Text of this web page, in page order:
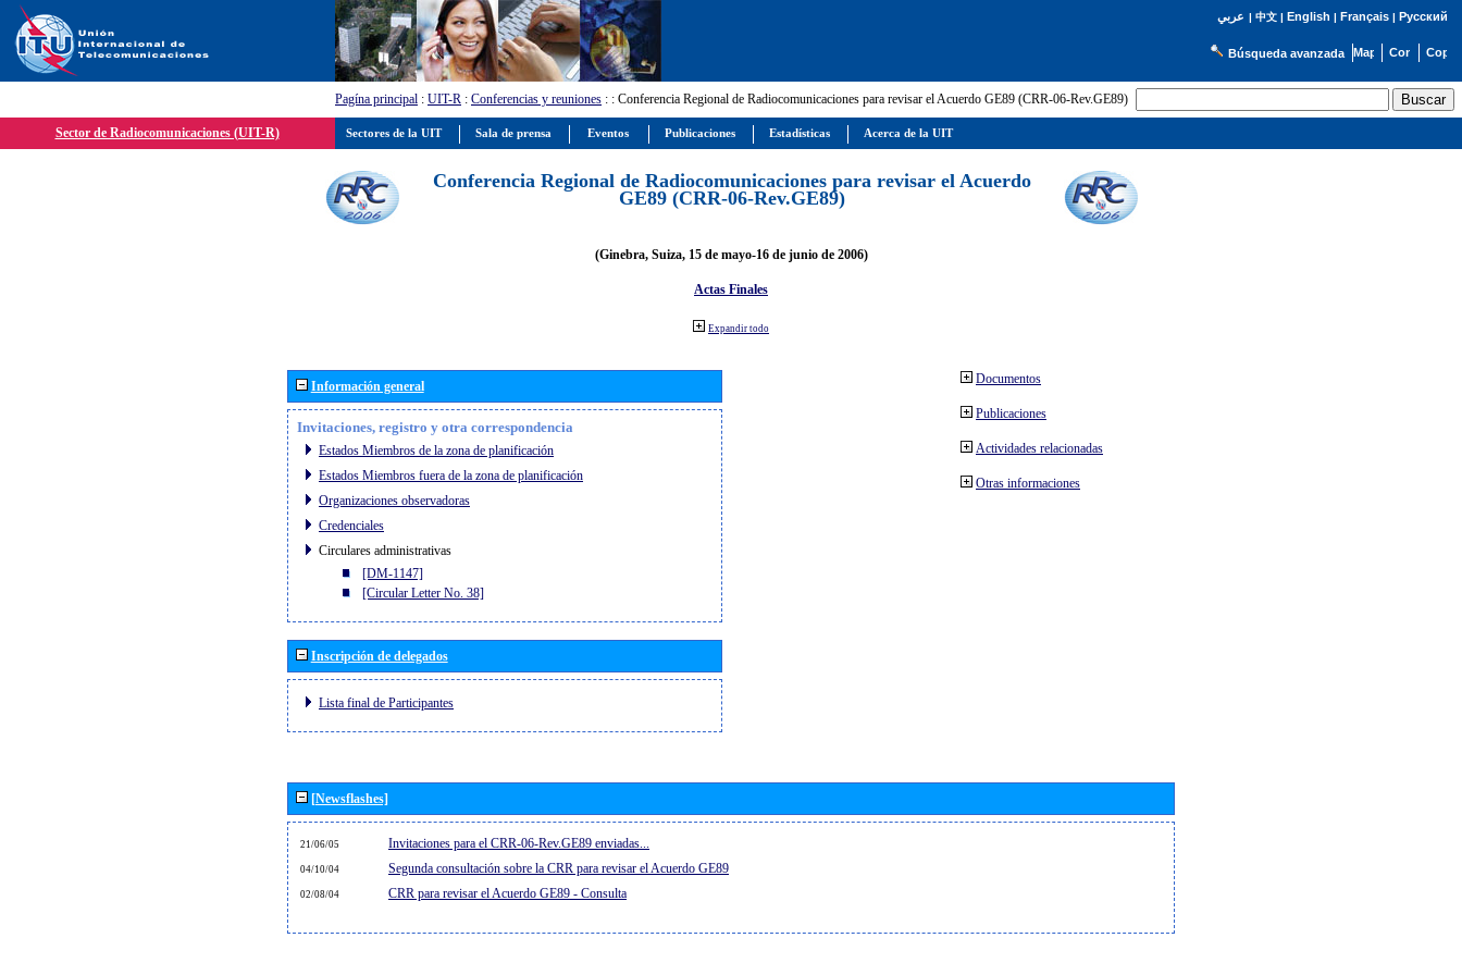
عربي | 中文| English | Français| Русский
Búsqueda avanzada
Pagína principal : UIT-R : Conferencias y reuniones : : Conferencia Regional de Radiocomunicaciones para revisar el Acuerdo GE89 (CRR-06-Rev.GE89)
Sector de Radiocomunicaciones (UIT-R)
Conferencia Regional de Radiocomunicaciones para revisar el Acuerdo
GE89 (CRR-06-Rev.GE89)
(Ginebra, Suiza, 15 de mayo-16 de junio de 2006)
Actas Finales
Expandir todo
Información general
Invitaciones, registro y otra correspondencia
Estados Miembros de la zona de planificación
Estados Miembros fuera de la zona de planificación
Organizaciones observadoras
Credenciales
Circulares administrativas
[DM-1147]
[Circular Letter No. 38]
Inscripción de delegados
Lista final de Participantes
Documentos
Publicaciones
Actividades relacionadas
Otras informaciones
[Newsflashes]
21/06/05 Invitaciones para el CRR-06-Rev.GE89 enviadas...
04/10/04 Segunda consultación sobre la CRR para revisar el Acuerdo GE89
02/08/04 CRR para revisar el Acuerdo GE89 - Consulta
Sectores de la UIT Sala de prensa Eventos Publicaciones Estadísticas Acerca de la UIT